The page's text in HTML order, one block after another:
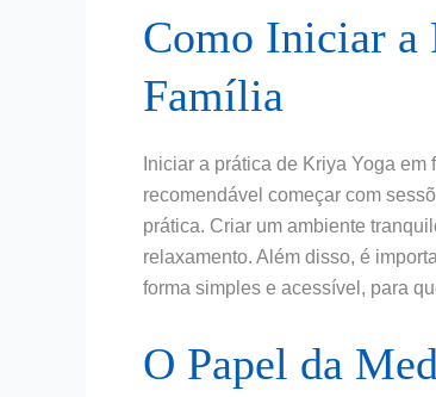
Como Iniciar a
Família
Iniciar a prática de Kriya Yoga
recomendável começar com
prática. Criar um ambiente
relaxamento. Além disso, é
forma simples e acessível, para
O Papel da